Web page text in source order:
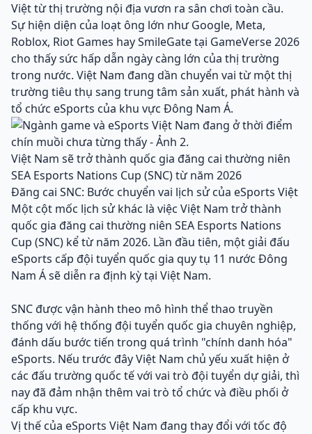
Việt từ thị trường nội địa vươn ra sân chơi toàn cầu.
Sự hiện diện của loạt ông lớn như Google, Meta,
Roblox, Riot Games hay SmileGate tại GameVerse 2026
cho thấy sức hấp dẫn ngày càng lớn của thị trường
trong nước. Việt Nam đang dần chuyển vai từ một thị
trường tiêu thụ sang trung tâm sản xuất, phát hành và
tổ chức eSports của khu vực Đông Nam Á.
Việt Nam sẽ trở thành quốc gia đăng cai thường niên
SEA Esports Nations Cup (SNC) từ năm 2026
Đăng cai SNC: Bước chuyển vai lịch sử của eSports Việt
Một cột mốc lịch sử khác là việc Việt Nam trở thành
quốc gia đăng cai thường niên SEA Esports Nations
Cup (SNC) kể từ năm 2026. Lần đầu tiên, một giải đấu
eSports cấp đội tuyển quốc gia quy tụ 11 nước Đông
Nam Á sẽ diễn ra định kỳ tại Việt Nam.
SNC được vận hành theo mô hình thể thao truyền
thống với hệ thống đội tuyển quốc gia chuyên nghiệp,
đánh dấu bước tiến trong quá trình "chính danh hóa"
eSports. Nếu trước đây Việt Nam chủ yếu xuất hiện ở
các đấu trường quốc tế với vai trò đội tuyển dự giải, thì
nay đã đảm nhận thêm vai trò tổ chức và điều phối ở
cấp khu vực.
Vị thế của eSports Việt Nam đang thay đổi với tốc độ